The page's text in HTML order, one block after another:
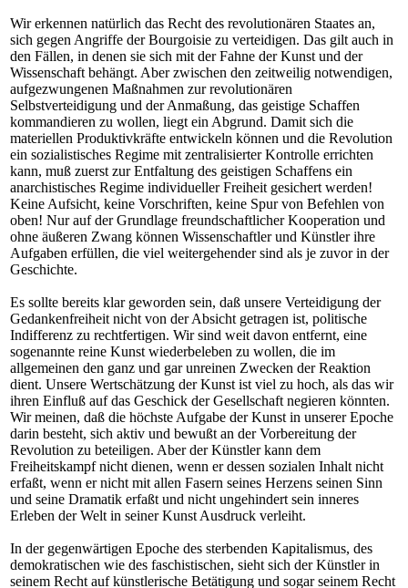
Wir erkennen natürlich das Recht des revolutionären Staates an,
sich gegen Angriffe der Bourgoisie zu verteidigen. Das gilt auch in
den Fällen, in denen sie sich mit der Fahne der Kunst und der
Wissenschaft behängt. Aber zwischen den zeitweilig notwendigen,
aufgezwungenen Maßnahmen zur revolutionären
Selbstverteidigung und der Anmaßung, das geistige Schaffen
kommandieren zu wollen, liegt ein Abgrund. Damit sich die
materiellen Produktivkräfte entwickeln können und die Revolution
ein sozialistisches Regime mit zentralisierter Kontrolle errichten
kann, muß zuerst zur Entfaltung des geistigen Schaffens ein
anarchistisches Regime individueller Freiheit gesichert werden!
Keine Aufsicht, keine Vorschriften, keine Spur von Befehlen von
oben! Nur auf der Grundlage freundschaftlicher Kooperation und
ohne äußeren Zwang können Wissenschaftler und Künstler ihre
Aufgaben erfüllen, die viel weitergehender sind als je zuvor in der
Geschichte.
Es sollte bereits klar geworden sein, daß unsere Verteidigung der
Gedankenfreiheit nicht von der Absicht getragen ist, politische
Indifferenz zu rechtfertigen. Wir sind weit davon entfernt, eine
sogenannte reine Kunst wiederbeleben zu wollen, die im
allgemeinen den ganz und gar unreinen Zwecken der Reaktion
dient. Unsere Wertschätzung der Kunst ist viel zu hoch, als das wir
ihren Einfluß auf das Geschick der Gesellschaft negieren könnten.
Wir meinen, daß die höchste Aufgabe der Kunst in unserer Epoche
darin besteht, sich aktiv und bewußt an der Vorbereitung der
Revolution zu beteiligen. Aber der Künstler kann dem
Freiheitskampf nicht dienen, wenn er dessen sozialen Inhalt nicht
erfaßt, wenn er nicht mit allen Fasern seines Herzens seinen Sinn
und seine Dramatik erfaßt und nicht ungehindert sein inneres
Erleben der Welt in seiner Kunst Ausdruck verleiht.
In der gegenwärtigen Epoche des sterbenden Kapitalismus, des
demokratischen wie des faschistischen, sieht sich der Künstler in
seinem Recht auf künstlerische Betätigung und sogar seinem Recht